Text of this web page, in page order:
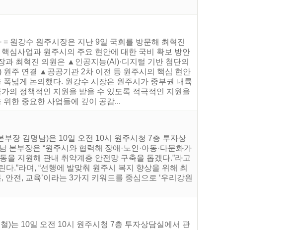
원강수 원주시장은 지난 9일 국회를 방문해 최혁진
심사업과 원주시의 주요 현안에 대한 국비 확보 방안
과 최혁진 의원은 ▲인공지능(AI)·디지털 기반 첨단의
주 연결 ▲공공기관 2차 이전 등 원주시의 핵심 현안
넓게 논의했다. 원강수 시장은 원주시가 중부권 내륙
의 정책적인 지원을 받을 수 있도록 적극적인 지원을
한 중요한 사업들에 깊이 공감...
장 김명남)은 10일 오전 10시 원주시청 7층 투자상
부장은 “원주시와 협력해 장애·노인·아동·다문화가
지원해 관내 취약계층 안전망 구축을 돕겠다.”라고
.”라며, “선행에 발맞춰 원주시 복지 향상을 위해 최
전, 교육’이라는 3가지 키워드를 중심으로 ‘우리강원
)는 10일 오전 10시 원주시청 7층 투자상담실에서 관